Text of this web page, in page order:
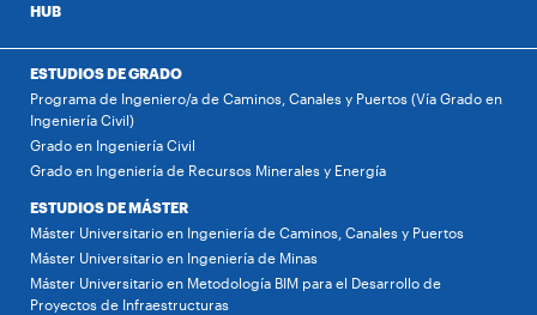
HUB
ESTUDIOS DE GRADO
Programa de Ingeniero/a de Caminos, Canales y Puertos (Vía Grado en
Ingeniería Civil)
Grado en Ingeniería Civil
Grado en Ingeniería de Recursos Minerales y Energía
ESTUDIOS DE MÁSTER
Máster Universitario en Ingeniería de Caminos, Canales y Puertos
Máster Universitario en Ingeniería de Minas
Máster Universitario en Metodología BIM para el Desarrollo de
Proyectos de Infraestructuras